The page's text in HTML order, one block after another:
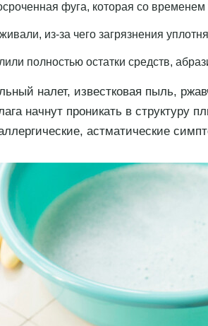
фуга, которая со временем
из-за чего загрязнения
полностью остатки средств,
налет, известковая пыль,
начнут проникать в
астматические